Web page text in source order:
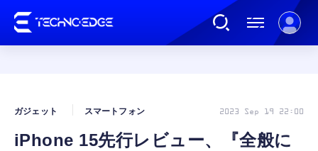
AI
iPhone 15先行レビュー、『全般に
ガジェット スマートフォン 2023 Sep 19 22:00